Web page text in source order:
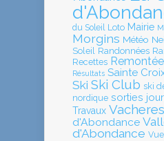
du Soleil Loto Mairie
Morgins Météo
Soleil
Randonnées
Recettes
Résultats Sainte
Ski Ski Club ski
nordique sorties
Travaux
d'Abondance
d'Abondance